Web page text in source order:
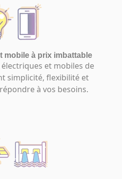
mobile à prix imbattable
et mobiles de
simplicité, flexibilité et
à vos besoins.